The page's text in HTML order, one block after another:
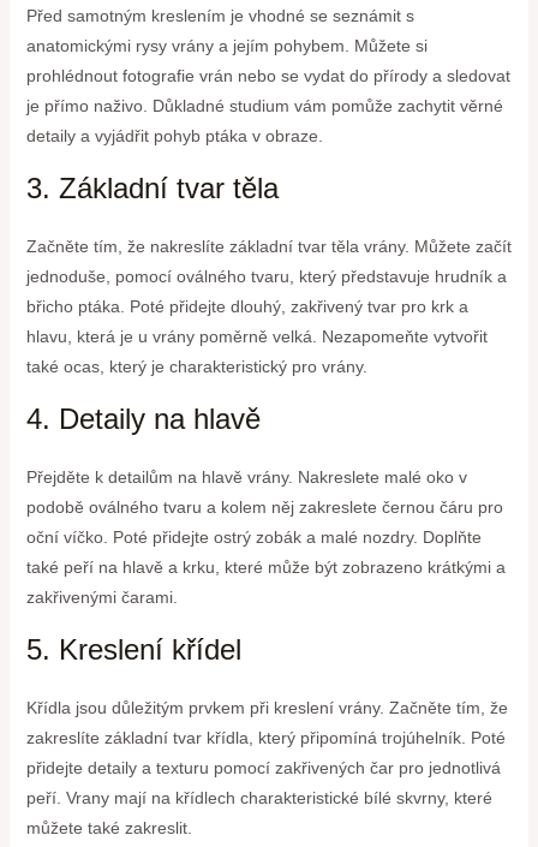
Před samotným kreslením je vhodné se seznámit s
anatomickými rysy vrány a jejím pohybem. Můžete si
prohlédnout fotografie vrán nebo se vydat do přírody a sledovat
je přímo naživo. Důkladné studium vám pomůže zachytit věrné
detaily a vyjádřit pohyb ptáka v obraze.
3. Základní tvar těla
Začněte tím, že nakreslíte základní tvar těla vrány. Můžete začít
jednoduše, pomocí oválného tvaru, který představuje hrudník a
břicho ptáka. Poté přidejte dlouhý, zakřivený tvar pro krk a
hlavu, která je u vrány poměrně velká. Nezapomeňte vytvořit
také ocas, který je charakteristický pro vrány.
4. Detaily na hlavě
Přejděte k detailům na hlavě vrány. Nakreslete malé oko v
podobě oválného tvaru a kolem něj zakreslete černou čáru pro
oční víčko. Poté přidejte ostrý zobák a malé nozdry. Doplňte
také peří na hlavě a krku, které může být zobrazeno krátkými a
zakřivenými čarami.
5. Kreslení křídel
Křídla jsou důležitým prvkem při kreslení vrány. Začněte tím, že
zakreslíte základní tvar křídla, který připomíná trojúhelník. Poté
přidejte detaily a texturu pomocí zakřivených čar pro jednotlivá
peří. Vrany mají na křídlech charakteristické bílé skvrny, které
můžete také zakreslit.